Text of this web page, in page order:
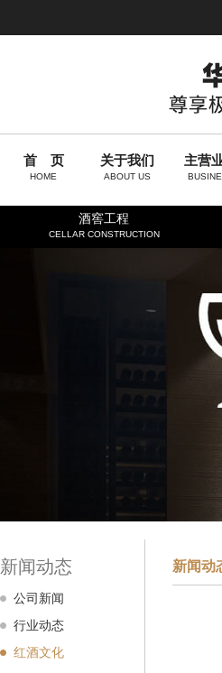
首 页
HOME
关于我们
ABOUT US
主营
酒窖工程
CELLAR CONSTRUCTION
新闻动态
公司新闻
行业动态
红酒文化
新闻动